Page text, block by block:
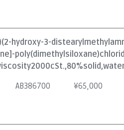
hydroxy-3-
AB386700 ¥65,000